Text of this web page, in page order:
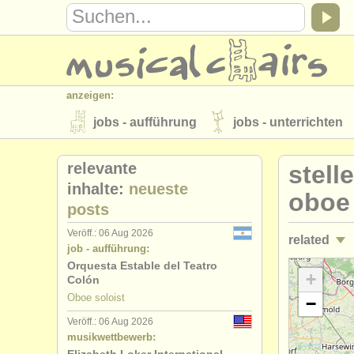
anzeigen:
jobs - aufführung jobs - unterrichten
instrumentenverkauf gestohlene
verzeichnisse:
orchester musikhochschulen
musicalchairs:
über musicalchairs rss
verlage:
anzeige veröffentlichen find out
oboe
related
jobs -
kurse/
degree
+
−
relevante
inhalte: neueste
posts
Veröff.: 06 Aug 2026
job - aufführung:
Orquesta Estable del Teatro
Colón
Oboe soloist
Veröff.: 06 Aug 2026
musikwettbewerb: